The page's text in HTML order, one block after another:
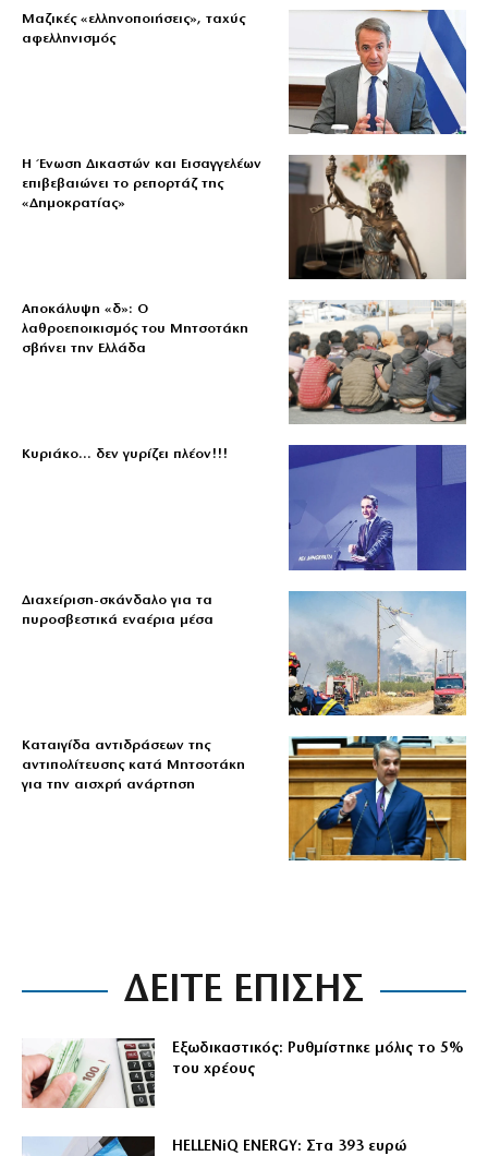
Μαζικές «ελληνοποιήσεις», ταχύς
αφελληνισμός
Η Ένωση Δικαστών και Εισαγγελέων
επιβεβαιώνει το ρεπορτάζ της
«Δημοκρατίας»
Αποκάλυψη «δ»: Ο
λαθροεποικισμός του Μητσοτάκη
σβήνει την Ελλάδα
Κυριάκο… δεν γυρίζει πλέον!!!
Διαχείριση-σκάνδαλο για τα
πυροσβεστικά εναέρια μέσα
Καταιγίδα αντιδράσεων της
αντιπολίτευσης κατά Μητσοτάκη
για την αισχρή ανάρτηση
ΔΕΙΤΕ ΕΠΙΣΗΣ
Εξωδικαστικός: Ρυθμίστηκε μόλις το 5%
του χρέους
HELLENiQ ENERGY: Στα 393 ευρώ